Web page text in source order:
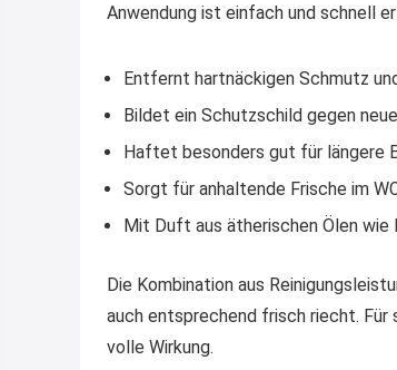
Anwendung ist einfach und schnell
Entfernt hartnäckigen Schmutz
Bildet ein Schutzschild gegen
Haftet besonders gut für längere
Sorgt für anhaltende Frische im
Mit Duft aus ätherischen Ölen wie
Die Kombination aus
auch entsprechend frisch riecht. Für
volle Wirkung.